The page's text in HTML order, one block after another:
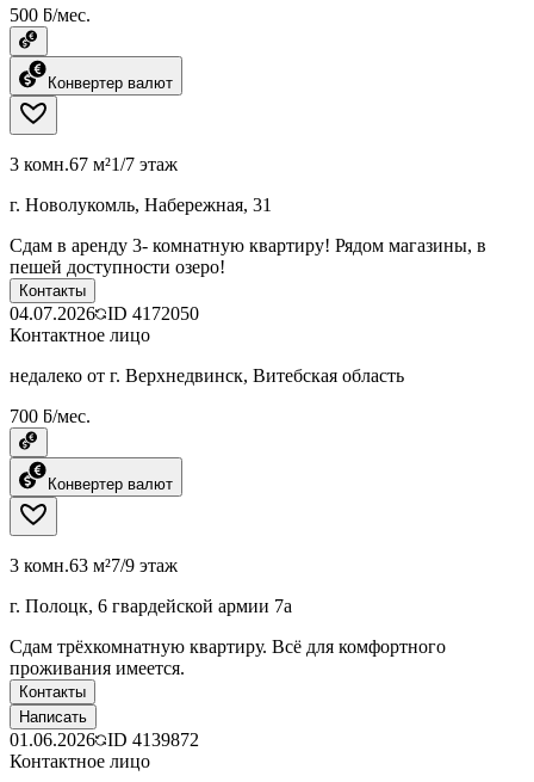
500 ƃ/мес.
Конвертер валют
3 комн.67 м²1/7 этаж
г. Новолукомль, Набережная, 31
Сдам в аренду 3- комнатную квартиру! Рядом магазины, в
пешей доступности озеро!
Контакты
04.07.2026 ID 4172050
Контактное лицо
недалеко от г. Верхнедвинск, Витебская область
700 ƃ/мес.
Конвертер валют
3 комн.63 м²7/9 этаж
г. Полоцк, 6 гвардейской армии 7а
Сдам трёхкомнатную квартиру. Всё для комфортного
проживания имеется.
Контакты
Написать
01.06.2026 ID 4139872
Контактное лицо